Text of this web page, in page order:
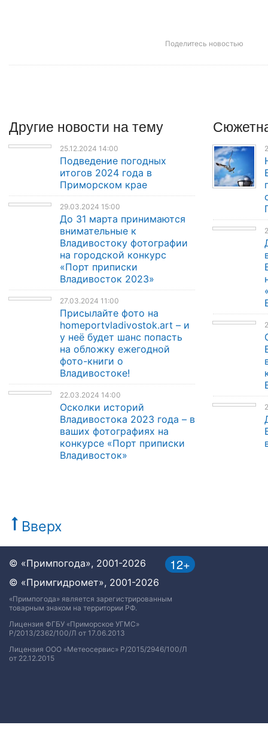
Поделитесь новостью
Другие новости на тему
25.12.2024 14:00
Подведение погодных
итогов 2024 года в
Приморском крае
29.03.2024 15:00
До 31 марта принимаются
внимательные к
Владивостоку фотографии
на городской конкурс
«Порт приписки
Владивосток 2023»
27.03.2024 11:00
Присылайте фото на
homeportvladivostok.art – и
у неё будет шанс попасть
на обложку ежегодной
фото-книги о
Владивостоке!
22.03.2024 14:00
Осколки историй
Владивостока 2023 года – в
ваших фотографиях на
конкурсе «Порт приписки
Владивосток»
Вверх
12+
© «Примпогода», 2001-2026
© «Примгидромет», 2001-2026
«Примпогода» является зарегистрированным
товарным знаком на территории РФ.
Лицензия ФГБУ «Приморское УГМС»
Р/2013/2362/100/Л от 17.06.2013
Лицензия ООО «Метеосервис» Р/2015/2946/100/Л
от 22.12.2015